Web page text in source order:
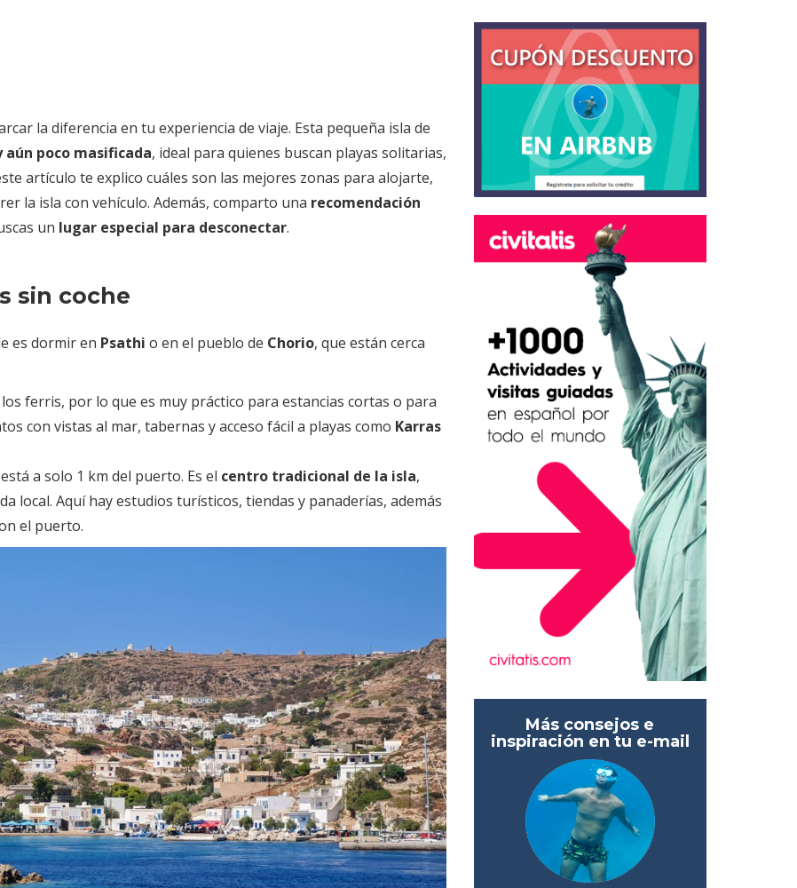
la diferencia en tu experiencia de viaje. Esta pequeña isla de
poco masificada, ideal para quienes buscan playas solitarias,
artículo te explico cuáles son las mejores zonas para alojarte,
la isla con vehículo. Además, comparto una recomendación
un lugar especial para desconectar.
sin coche
es dormir en Psathi o en el pueblo de Chorio, que están cerca
ferris, por lo que es muy práctico para estancias cortas o para
con vistas al mar, tabernas y acceso fácil a playas como Karras
a solo 1 km del puerto. Es el centro tradicional de la isla,
local. Aquí hay estudios turísticos, tiendas y panaderías, además
el puerto.
Más consejos e
inspiración en tu e-mail